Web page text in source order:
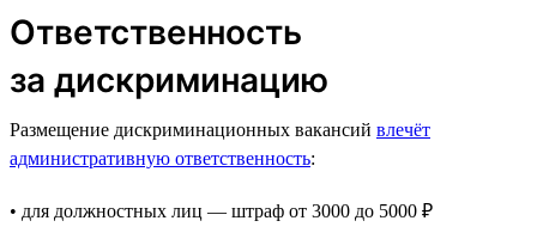
Ответственность
за дискриминацию
Размещение дискриминационных вакансий влечёт
административную ответственность:
• для должностных лиц — штраф от 3000 до 5000 ₽